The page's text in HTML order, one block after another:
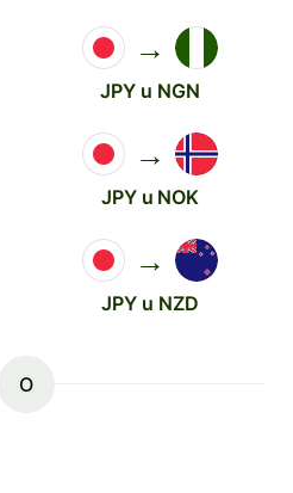
→
JPY u NGN
→
JPY u NOK
→
JPY u NZD
O